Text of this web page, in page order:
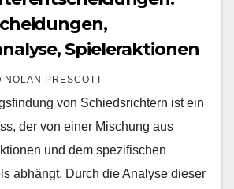
Spieleraktionen
NOLAN PRESCOTT
von Schiedsrichtern ist ein
der von einer Mischung aus
und dem spezifischen
abhängt. Durch die Analyse dieser